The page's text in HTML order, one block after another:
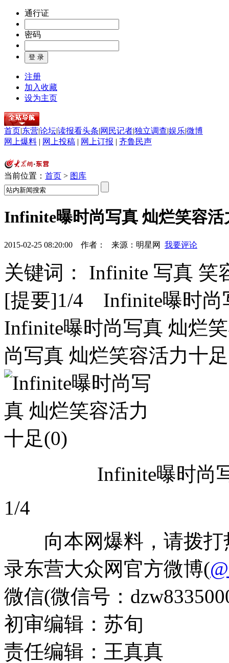
通行证
密码
注册
加入收藏
设为主页
首页|东营|论坛|读报看头条|网民记者|独立调查|娱乐|微博
网上爆料 | 网上投稿 | 网上订报 | 齐鲁民声
当前位置： 首页 > 图库
Infinite曝时尚写真 灿烂笑容活
2015-02-25 08:20:00 作者： 来源： 明星网 我要评论
关键词： Infinite 写真 笑
[提要]1/4 Infinite曝时
Infinite曝时尚写真 灿烂
尚写真 灿烂笑容活力十
Infinite曝时尚写
1/4
向本网爆料，请拨打
录东营大众网官方微博(
微信(微信号：
初审编辑：苏旬
责任编辑：王真真